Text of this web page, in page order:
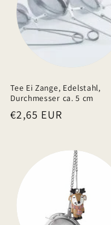
Tee Ei Zange, Edelstahl,
Durchmesser ca. 5 cm
Normaler
€2,65 EUR